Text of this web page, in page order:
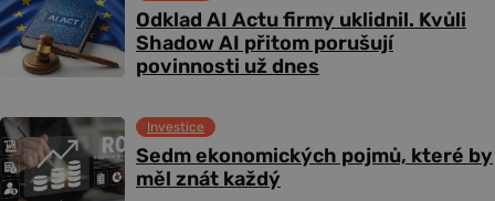
Odklad AI Actu firmy uklidnil. Kvůli
Shadow AI přitom porušují
povinnosti už dnes
Sedm ekonomických pojmů, které by
měl znát každý
Investice